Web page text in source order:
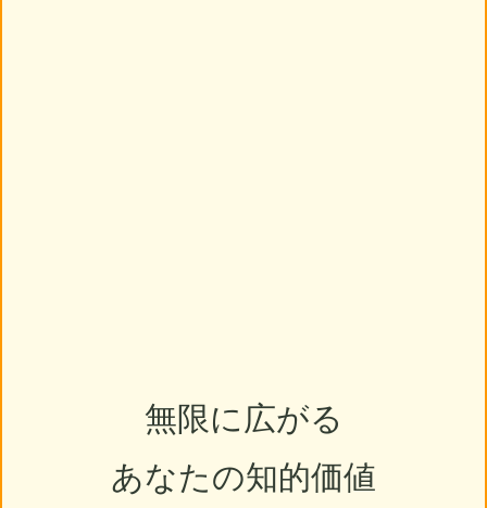
無限に広がる
あなたの知的価値